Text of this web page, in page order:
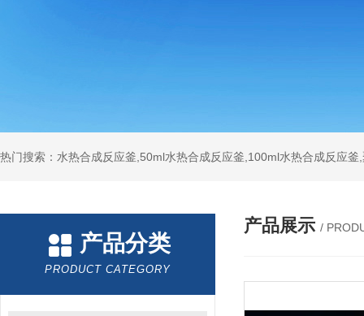
热门搜索：水热合成反应釜,50ml水热合成反应釜,100ml水热合成反应
产品分类
PRODUCT CATEGORY
产品展示 /